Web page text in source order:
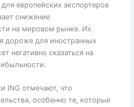
европейских экспортеров
снижение
на мировом рынке. Их
дороже для иностранных
негативно сказаться на
ING отмечают, что
особенно те, которые